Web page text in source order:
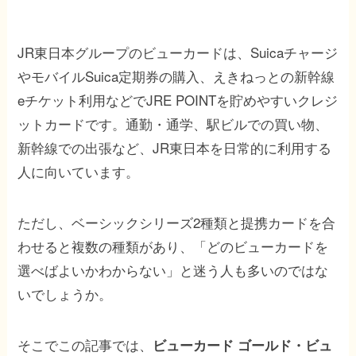
JR東日本グループのビューカードは、Suicaチャージ
やモバイルSuica定期券の購入、えきねっとの新幹線
eチケット利用などでJRE POINTを貯めやすいクレジ
ットカードです。通勤・通学、駅ビルでの買い物、
新幹線での出張など、JR東日本を日常的に利用する
人に向いています。
ただし、ベーシックシリーズ2種類と提携カードを合
わせると複数の種類があり、「どのビューカードを
選べばよいかわからない」と迷う人も多いのではな
いでしょうか。
そこでこの記事では、
ビューカード ゴールド・ビュ